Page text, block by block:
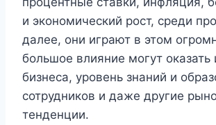
и экономический рост, среди
далее, они играют в этом
большое влияние могут оказать
бизнеса, уровень знаний и
сотрудников и даже другие
тенденции.